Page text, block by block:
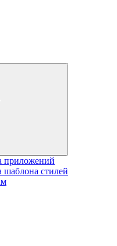
приложений
шаблона стилей